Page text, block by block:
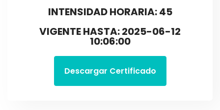
INTENSIDAD HORARIA: 45
VIGENTE HASTA: 2025-06-12
10:06:00
Descargar Certificado